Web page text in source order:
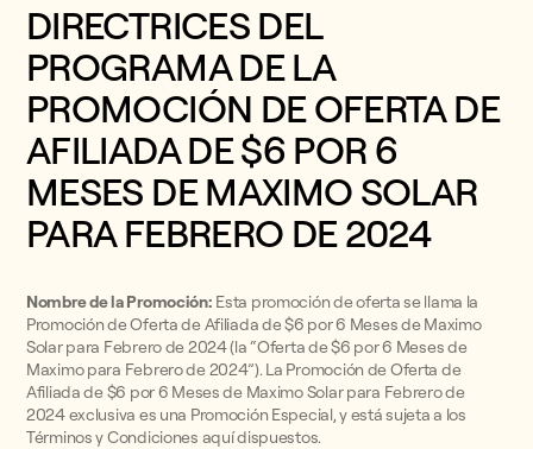
DIRECTRICES DEL
PROGRAMA DE LA
PROMOCIÓN DE OFERTA DE
AFILIADA DE $6 POR 6
MESES DE MAXIMO SOLAR
PARA FEBRERO DE 2024
Nombre de la Promoción: Esta promoción de oferta se llama la
Promoción de Oferta de Afiliada de $6 por 6 Meses de Maximo
Solar para Febrero de 2024 (la “Oferta de $6 por 6 Meses de
Maximo para Febrero de 2024”). La Promoción de Oferta de
Afiliada de $6 por 6 Meses de Maximo Solar para Febrero de
2024 exclusiva es una Promoción Especial, y está sujeta a los
Términos y Condiciones aquí dispuestos.